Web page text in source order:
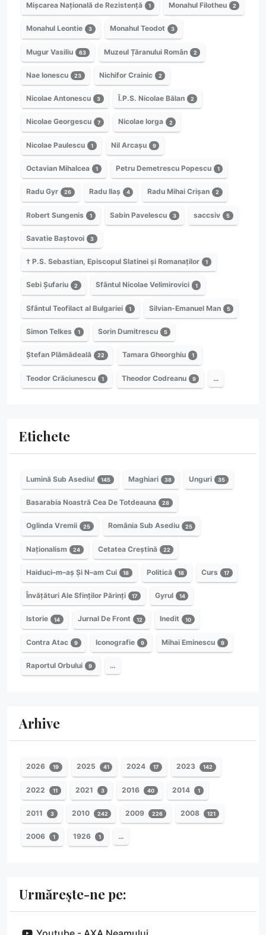
Mișcarea Națională de Rezistență 1 Monahul Filotheu 2
Monahul Leontie 3 Monahul Teodot 3
Mugur Vasiliu 63 Muzeul Țăranului Român 2
Nae Ionescu 23 Nichifor Crainic 2
Nicolae Antonescu 3 Î.P.S. Nicolae Bălan 2
Nicolae Georgescu 7 Nicolae Iorga 2
Nicolae Paulescu 1 Nil Arcașu 9
Octavian Mihalcea 1 Petru Demetrescu Popescu 1
Radu Gyr 26 Radu Ilaș 4 Radu Mihai Crișan 2
Robert Sungenis 1 Sabin Pavelescu 3 saccsiv 5
Savatie Baștovoi 3
† P.S. Sebastian, Episcopul Slatinei și Romanaților 1
Sebi Șufariu 2 Sfântul Nicolae Velimirovici 1
Sfântul Teofilact al Bulgariei 1 Silvian-Emanuel Man 5
Simon Telkes 1 Sorin Dumitrescu 5
Ștefan Plămădeală 22 Tamara Gheorghiu 1
Teodor Crăciunescu 1 Theodor Codreanu 9 …
Etichete
Lumină Sub Asediu! 145 Maghiari 38 Unguri 35
Basarabia Noastră Cea De Totdeauna 28
Oglinda Vremii 25 România Sub Asediu 25
Naționalism 24 Cetatea Creștină 22
Haiduci–m–aș Și N–am Cui 18 Politică 18 Curs 17
Învățături Ale Sfinților Părinți 17 Gyrul 14
Istorie 14 Jurnal De Front 12 Inedit 10
Contra Atac 9 Iconografie 9 Mihai Eminescu 9
Raportul Orbului 9 …
Arhive
2026 19 2025 41 2024 17 2023 142
2022 11 2021 3 2016 40 2014 1
2011 3 2010 242 2009 226 2008 121
2006 1 1926 1 …
Urmărește-ne pe: